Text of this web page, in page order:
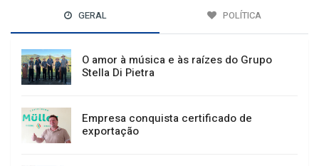
GERAL POLÍTICA
O amor à música e às raízes do Grupo
Stella Di Pietra
Empresa conquista certificado de
exportação